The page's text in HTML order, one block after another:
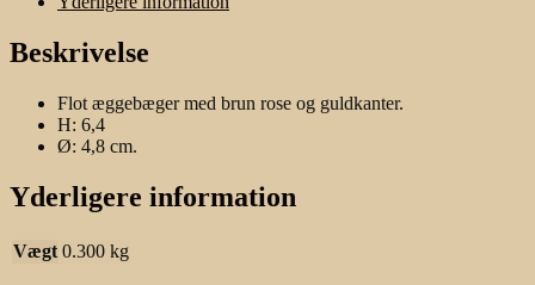
Beskrivelse
Flot æggebæger med brun rose og guldkanter.
H: 6,4
Ø: 4,8 cm.
Yderligere information
Vægt 0.300 kg